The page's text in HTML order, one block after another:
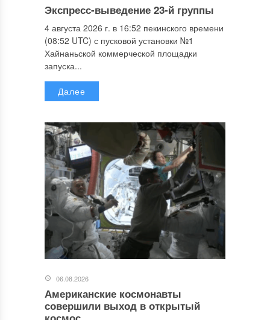
Экспресс-выведение 23-й группы
4 августа 2026 г. в 16:52 пекинского времени
(08:52 UTC) с пусковой установки №1
Хайнаньской коммерческой площадки
запуска...
Далее
06.08.2026
Американские космонавты
совершили выход в открытый